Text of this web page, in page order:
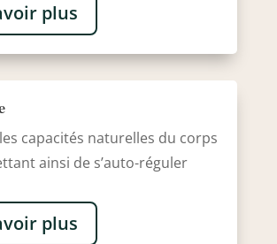
plus
capacités naturelles du corps
ainsi de s’auto-réguler
plus